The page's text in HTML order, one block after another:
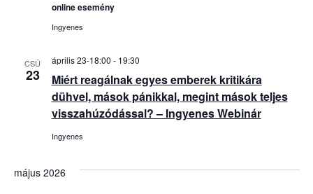
online esemény
Ingyenes
CSÜ
23
Miért reagálnak egyes emberek kritikára
dühvel, mások pánikkal, megint mások teljes
visszahúzódással? – Ingyenes Webinár
április 23-18:00 - 19:30
Ingyenes
május 2026